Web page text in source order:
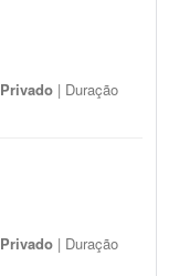
Privado | Duração
Privado | Duração